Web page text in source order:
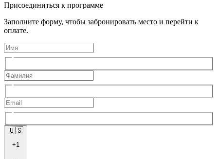
Присоединиться к программе
Заполните форму, чтобы забронировать место и перейти к
оплате.
🇺🇸
+1